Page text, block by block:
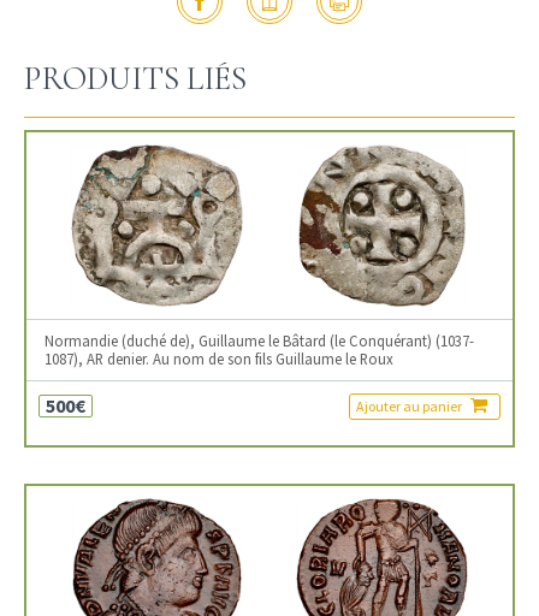
PRODUITS LIÉS
Normandie (duché de), Guillaume le Bâtard (le Conquérant) (1037-
1087), AR denier. Au nom de son fils Guillaume le Roux
500€ Ajouter au panier